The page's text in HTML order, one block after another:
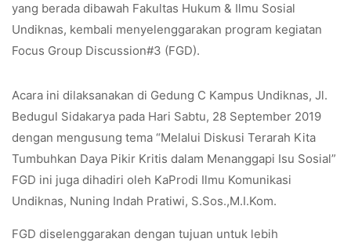
yang berada dibawah Fakultas Hukum & Ilmu Sosial
Undiknas, kembali menyelenggarakan program kegiatan
Focus Group Discussion#3 (FGD).
Acara ini dilaksanakan di Gedung C Kampus Undiknas, Jl.
Bedugul Sidakarya pada Hari Sabtu, 28 September 2019
dengan mengusung tema “Melalui Diskusi Terarah Kita
Tumbuhkan Daya Pikir Kritis dalam Menanggapi Isu Sosial”
FGD ini juga dihadiri oleh KaProdi Ilmu Komunikasi
Undiknas, Nuning Indah Pratiwi, S.Sos.,M.I.Kom.
FGD diselenggarakan dengan tujuan untuk lebih